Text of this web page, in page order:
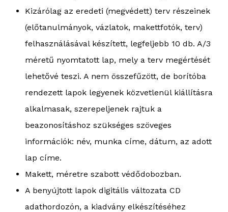
Kizárólag az eredeti (megvédett) terv részeinek
(előtanulmányok, vázlatok, makettfotók, terv)
felhasználásával készített, legfeljebb 10 db. A/3
méretű nyomtatott lap, mely a terv megértését
lehetővé teszi. A nem összefűzött, de borítóba
rendezett lapok legyenek közvetlenül kiállításra
alkalmasak, szerepeljenek rajtuk a
beazonosításhoz szükséges szöveges
információk: név, munka címe, dátum, az adott
lap címe.
Makett, méretre szabott védődobozban.
A benyújtott lapok digitális változata CD
adathordozón, a kiadvány elkészítéséhez